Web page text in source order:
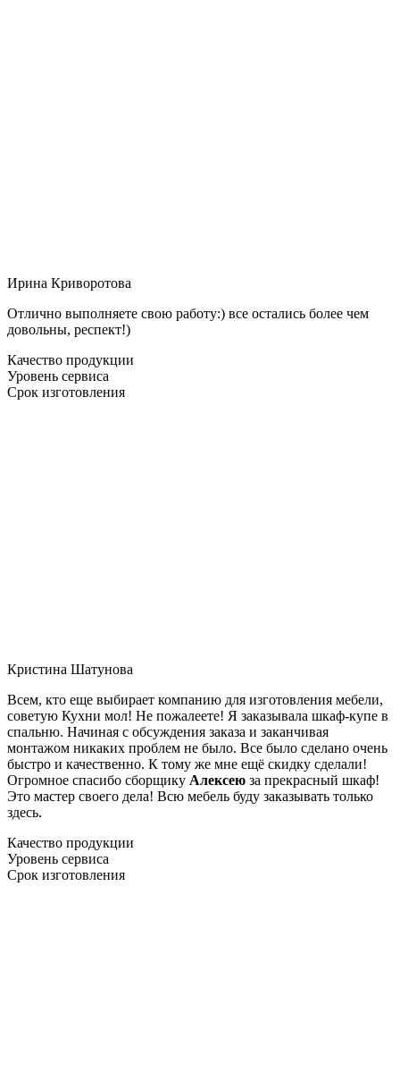
Ирина Криворотова
Отлично выполняете свою работу:) все остались более чем
довольны, респект!)
Качество продукции
Уровень сервиса
Срок изготовления
Кристина Шатунова
Всем, кто еще выбирает компанию для изготовления мебели,
советую Кухни мол! Не пожалеете! Я заказывала шкаф-купе в
спальню. Начиная с обсуждения заказа и заканчивая
монтажом никаких проблем не было. Все было сделано очень
быстро и качественно. К тому же мне ещё скидку сделали!
Огромное спасибо сборщику Алексею за прекрасный шкаф!
Это мастер своего дела! Всю мебель буду заказывать только
здесь.
Качество продукции
Уровень сервиса
Срок изготовления